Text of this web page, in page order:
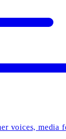
voices, media